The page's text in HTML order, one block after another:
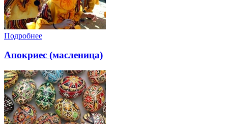
Подробнее
Апокриес (масленица)